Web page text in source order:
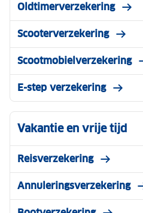
Oldtimerverzekering
Scooterverzekering
Scootmobielverzekering
E-step verzekering
Vakantie en vrije tijd
Reisverzekering
Annuleringsverzekering